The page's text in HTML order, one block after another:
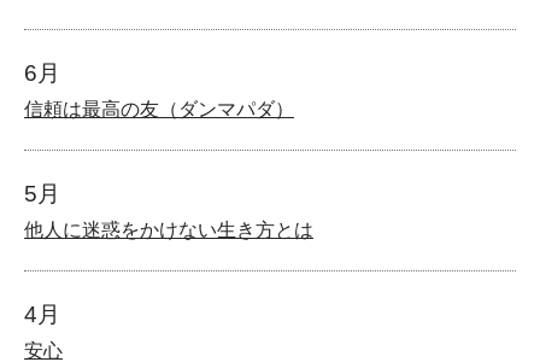
6月
信頼は最高の友（ダンマパダ）
5月
他人に迷惑をかけない生き方とは
4月
安心